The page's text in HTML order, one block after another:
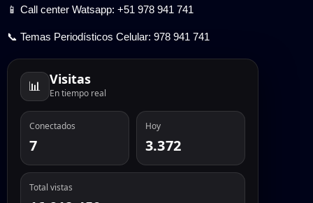
📱 Call center Watsapp: +51 978 941 741
📞 Temas Periodísticos Celular: 978 941 741
📊 Visitas
En tiempo real
Conectados
7
Hoy
3.372
Total vistas